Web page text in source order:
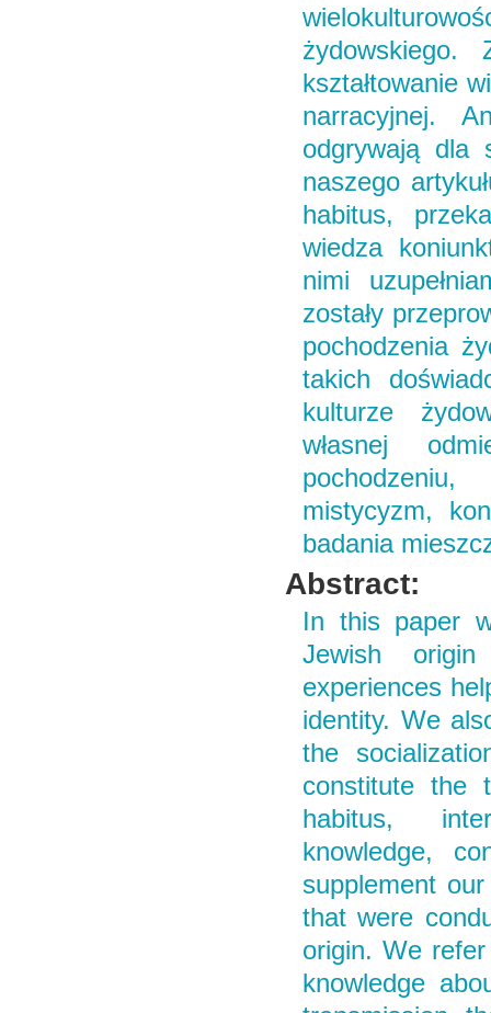
żydowskiego.
kształtowanie
narracyjnej.
odgrywają dla
naszego
habitus,
wiedza
nimi
zostały
pochodzenia
takich
kulturze
własnej
mistycyzm,
badania
Abstract:
In this paper
Jewish origin
experiences
identity. We
the
constitute the
habitus,
knowledge,
supplement
that were
origin. We
knowledge